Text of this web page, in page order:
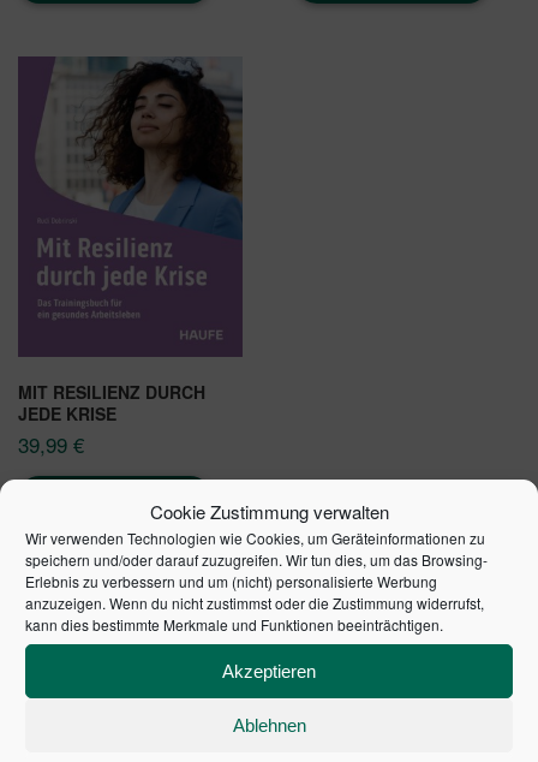
Cookie Zustimmung verwalten
Wir verwenden Technologien wie Cookies, um Geräteinformationen zu
speichern und/oder darauf zuzugreifen. Wir tun dies, um das Browsing-
Erlebnis zu verbessern und um (nicht) personalisierte Werbung
anzuzeigen. Wenn du nicht zustimmst oder die Zustimmung widerrufst,
kann dies bestimmte Merkmale und Funktionen beeinträchtigen.
Akzeptieren
Ablehnen
MIT RESILIENZ DURCH
JEDE KRISE
39,99 €
SCHULDENUHR DES
BUNDES DER